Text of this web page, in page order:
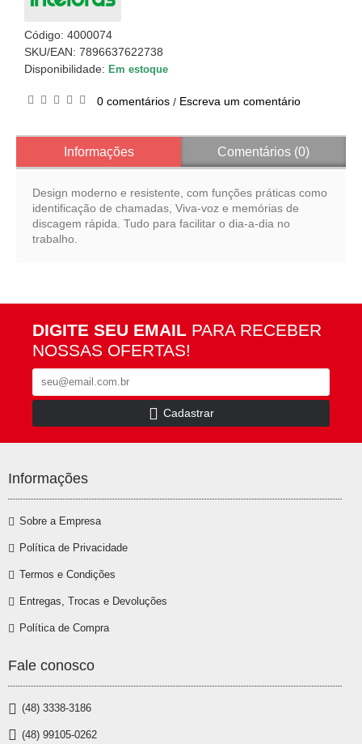
Código: 4000074
SKU/EAN: 7896637622738
Disponibilidade: Em estoque
0 comentários / Escreva um comentário
Informações Comentários (0)
Design moderno e resistente, com funções práticas como
identificação de chamadas, Viva-voz e memórias de
discagem rápida. Tudo para facilitar o dia-a-dia no
trabalho.
DIGITE SEU EMAIL PARA RECEBER
NOSSAS OFERTAS!
Cadastrar
Informações
Sobre a Empresa
Política de Privacidade
Termos e Condições
Entregas, Trocas e Devoluções
Política de Compra
Fale conosco
(48) 3338-3186
(48) 99105-0262